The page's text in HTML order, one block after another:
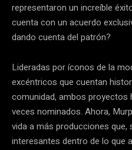
representaron un increíble
cuenta con un acuerdo
dando cuenta del patrón?
Lideradas por íconos de la
excéntricos que cuentan
comunidad, ambos proyectos
veces nominados. Ahora,
vida a más producciones que,
interesantes dentro de lo que